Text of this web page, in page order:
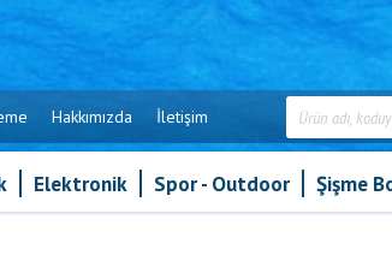
Hakkımızda İletişim
Elektronik Spor - Outdoor Şişme